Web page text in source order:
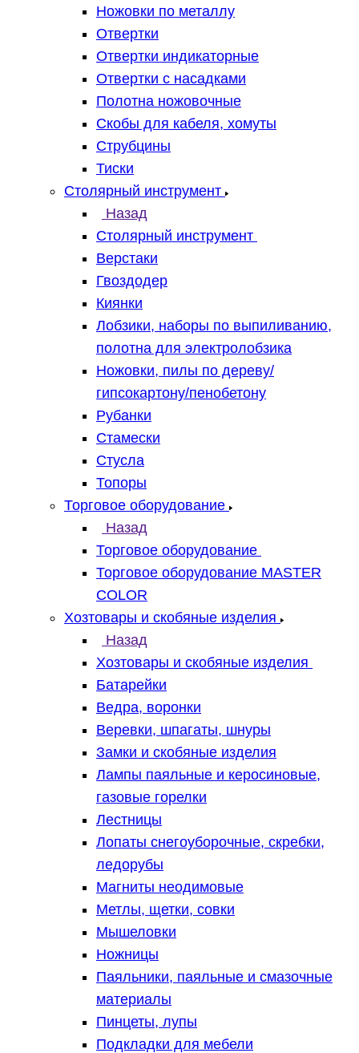
Ножовки по металлу
Отвертки
Отвертки индикаторные
Отвертки с насадками
Полотна ножовочные
Скобы для кабеля, хомуты
Струбцины
Тиски
Столярный инструмент
Назад
Столярный инструмент
Верстаки
Гвоздодер
Киянки
Лобзики, наборы по выпиливанию,
полотна для электролобзика
Ножовки, пилы по дереву/
гипсокартону/пенобетону
Рубанки
Стамески
Стусла
Топоры
Торговое оборудование
Назад
Торговое оборудование
Торговое оборудование MASTER
COLOR
Хозтовары и скобяные изделия
Назад
Хозтовары и скобяные изделия
Батарейки
Ведра, воронки
Веревки, шпагаты, шнуры
Замки и скобяные изделия
Лампы паяльные и керосиновые,
газовые горелки
Лестницы
Лопаты снегоуборочные, скребки,
ледорубы
Магниты неодимовые
Метлы, щетки, совки
Мышеловки
Ножницы
Паяльники, паяльные и смазочные
материалы
Пинцеты, лупы
Подкладки для мебели